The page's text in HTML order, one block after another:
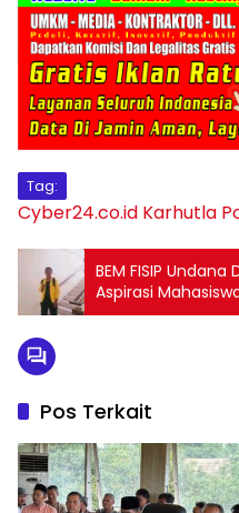
Tag:
Cyber24.co.id Karhutla
BEM FISIP
Aspirasi
Pos Terkait